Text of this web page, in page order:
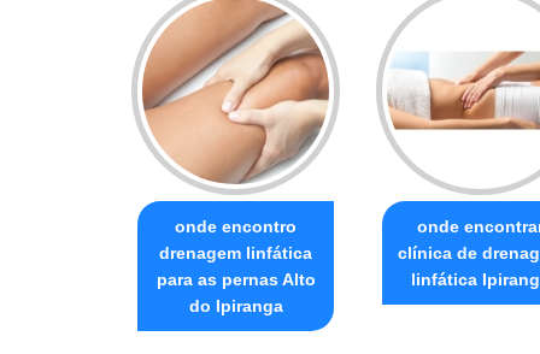
onde encontro
drenagem linfática
para as pernas Alto
do Ipiranga
onde
clínica de
linfática